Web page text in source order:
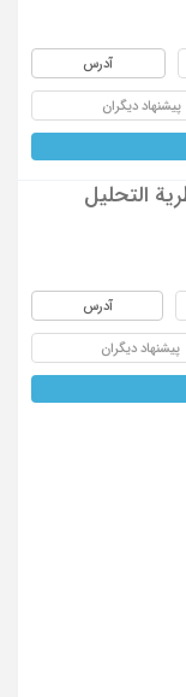
آدرس
پیشنهاد دیگران
التحلیل
آدرس
پیشنهاد دیگران